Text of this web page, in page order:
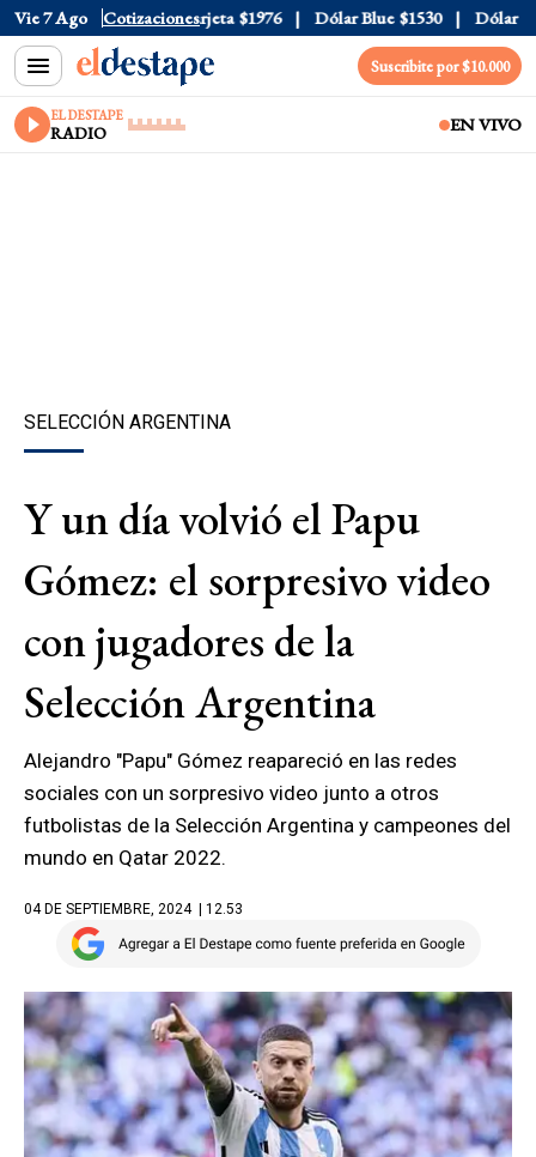
Vie 7 Ago Cotizaciones
$1520 Dólar Tarjeta $1976 Dólar Blue $1530 Dólar CCL
Suscribite por $10.000
EL DESTAPE
RADIO EN VIVO
SELECCIÓN ARGENTINA
Y un día volvió el Papu
Gómez: el sorpresivo video
con jugadores de la
Selección Argentina
Alejandro "Papu" Gómez reapareció en las redes
sociales con un sorpresivo video junto a otros
futbolistas de la Selección Argentina y campeones del
mundo en Qatar 2022.
04 DE SEPTIEMBRE, 2024 | 12.53